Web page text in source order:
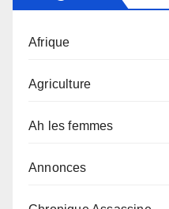
Afrique
Agriculture
Ah les femmes
Annonces